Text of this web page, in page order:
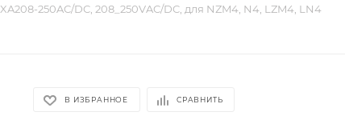
250AC/DC, 208_250VAC/DC, для NZM4, N4, LZM4, LN4
В ИЗБРАННОЕ СРАВНИТЬ